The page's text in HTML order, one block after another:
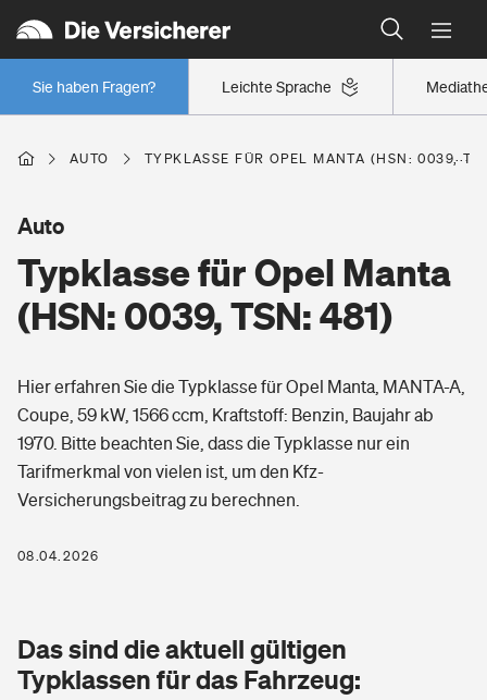
Leichte Sprache
Sie haben Fragen?
Wer versichert was: Jetzt Versicherer finden
Regionalklassen: So ist Ihre Region eingestuft
Wer versichert was: Jetzt Versicherer finden
Berufsunfähigkeitsversicherung
Erwerbsunfähigkeitsversicherung
Grundfähigkeitsversicherung
Arbeitsrechtsschutz
Berufshaftpflichtversicherung
Zur Übersicht
Tools
Wohnen
Hausratversicherung
Glasversicherung
Freizeit
Pri­vate Haft­pflicht­
Kinderunfall­ver­si­che­rung
Gesundheit
Private Krankenversicherung
Dread-Disease-Versicherung
AUTO TYPKLASSE FÜR OPEL MANTA (HSN: 0039,
Typklasse für Opel Manta
(HSN: 0039, TSN: 481)
Auto
Hier erfahren Sie die Typklasse für Opel Manta, MANTA-A,
Coupe, 59 kW, 1566 ccm, Kraftstoff: Benzin, Baujahr ab
1970. Bitte beachten Sie, dass die Typklasse nur ein
Tarifmerkmal von vielen ist, um den Kfz-
Versicherungsbeitrag zu berechnen.
08.04.2026
Das sind die aktuell gültigen
Typklassen für das Fahrzeug: